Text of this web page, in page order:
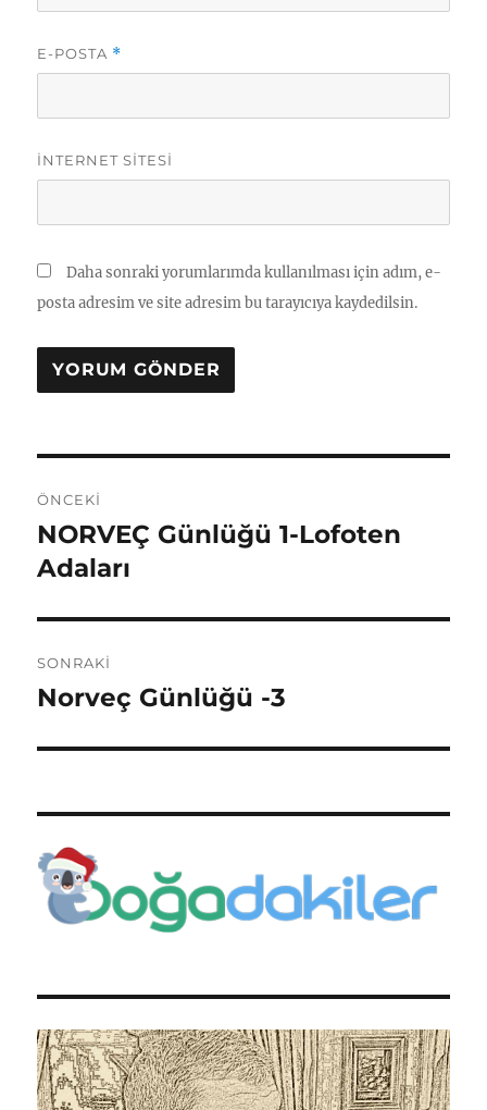
E-POSTA *
İNTERNET SITESI
Daha sonraki yorumlarımda kullanılması için adım, e-
posta adresim ve site adresim bu tarayıcıya kaydedilsin.
gezinmesi
ÖNCEKI
Önceki
yazı:
NORVEÇ Günlüğü 1-Lofoten
Adaları
SONRAKI
Sonraki
Norveç Günlüğü -3